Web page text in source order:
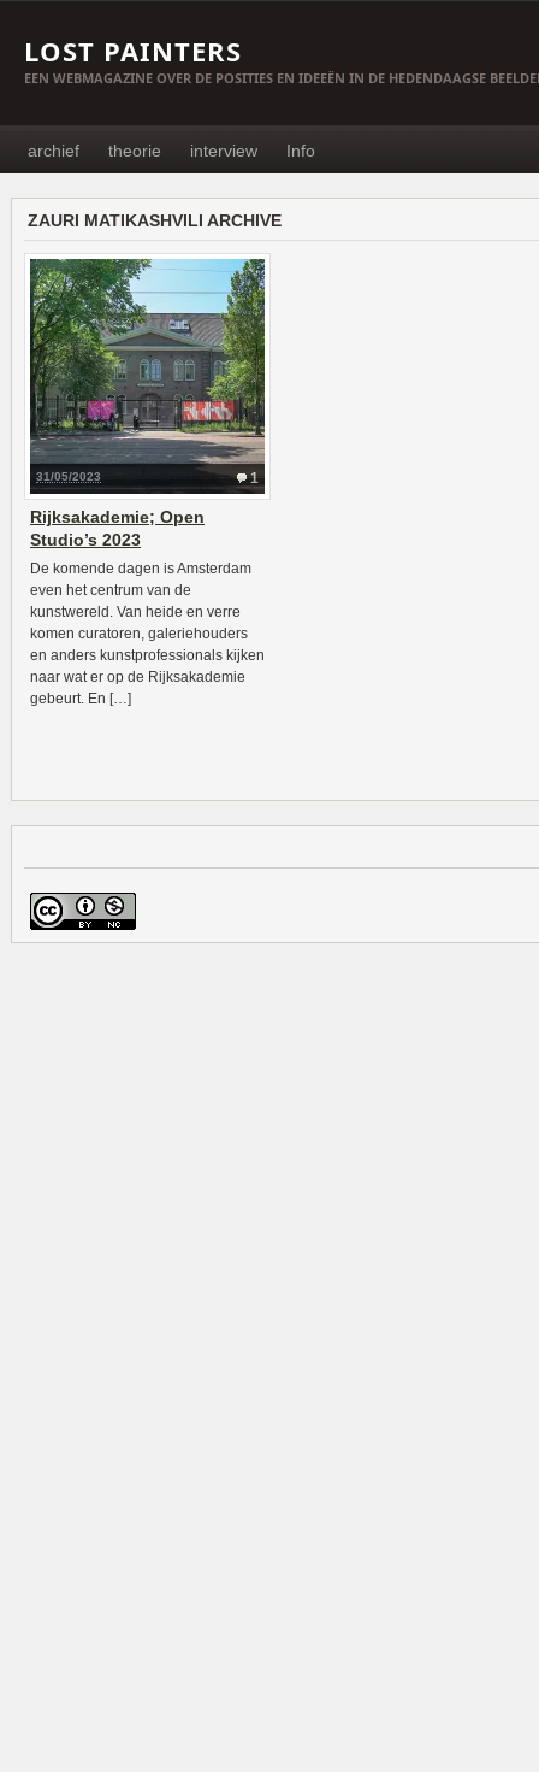
LOST PAINTERS
EEN WEBMAGAZINE OVER DE POSITIES EN IDEEËN IN DE HEDENDAAGSE
archief theorie interview Info
ZAURI MATIKASHVILI ARCHIVE
1
31/05/2023
Rijksakademie; Open
Studio’s 2023
De komende dagen is Amsterdam
even het centrum van de
kunstwereld. Van heide en verre
komen curatoren, galeriehouders
en anders kunstprofessionals kijken
naar wat er op de Rijksakademie
gebeurt. En […]